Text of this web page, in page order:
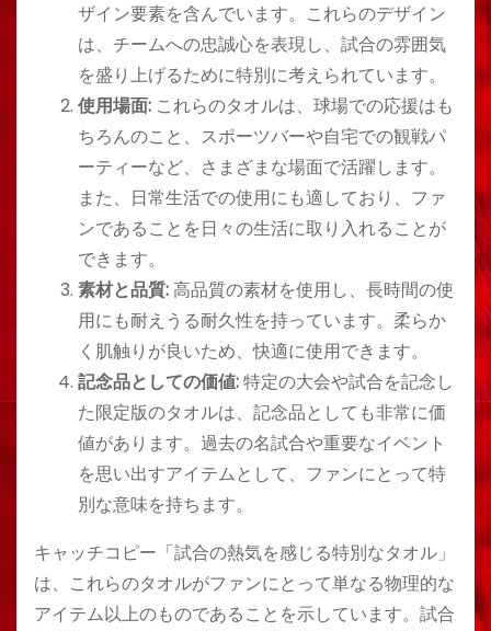
ザイン要素を含んでいます。これらのデザイン
は、チームへの忠誠心を表現し、試合の雰囲気
を盛り上げるために特別に考えられています。
使用場面: これらのタオルは、球場での応援はも
ちろんのこと、スポーツバーや自宅での観戦パ
ーティーなど、さまざまな場面で活躍します。
また、日常生活での使用にも適しており、ファ
ンであることを日々の生活に取り入れることが
できます。
素材と品質:高品質の素材を使用し、長時間の使
用にも耐えうる耐久性を持っています。柔らか
く肌触りが良いため、快適に使用できます。
記念品としての価値:特定の大会や試合を記念し
た限定版のタオルは、記念品としても非常に価
値があります。過去の名試合や重要なイベント
を思い出すアイテムとして、ファンにとって特
別な意味を持ちます。
キャッチコピー「試合の熱気を感じる特別なタオル」
は、これらのタオルがファンにとって単なる物理的な
アイテム以上のものであることを示しています。試合